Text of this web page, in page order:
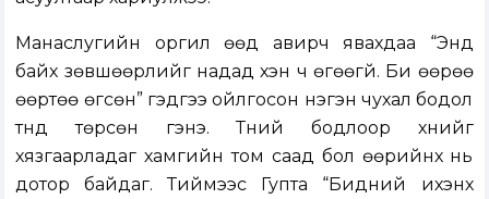
Манаслугийн оргил өөд авирч явахдаа “Энд
байх зөвшөөрлийг надад хэн ч өгөөгүй. Би өөрөө
өөртөө өгсөн” гэдгээ ойлгосон нэгэн чухал бодол
түүнд төрсөн гэнэ. Түүний бодлоор хүнийг
хязгаарладаг хамгийн том саад бол өөрийнх нь
дотор байдаг. Тиймээс Гупта “Бидний ихэнх